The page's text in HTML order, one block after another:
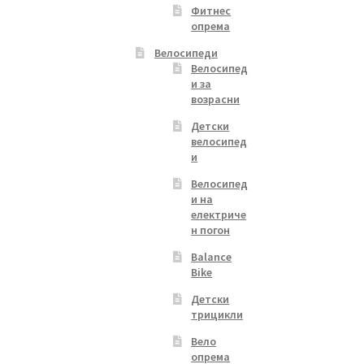
Фитнес
опрема
Велосипеди
Велосипед
и за
возрасни
Детски
велосипед
и
Велосипед
и на
електриче
н погон
Balance
Bike
Детски
трицикли
Вело
опрема